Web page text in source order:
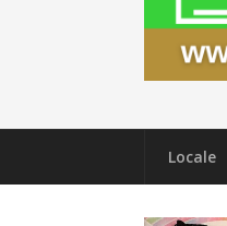
Locale